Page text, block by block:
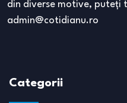
din diverse motive, puteţi
admin@cotidianu.ro
Categorii